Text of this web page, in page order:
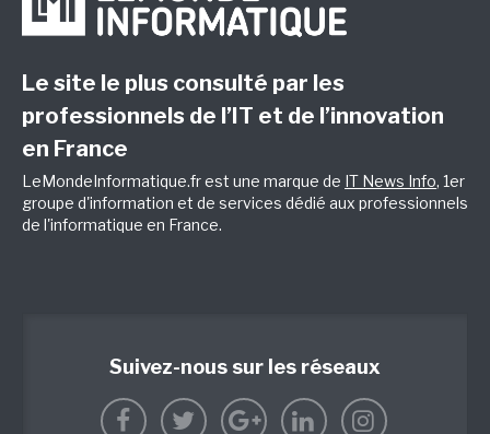
Le site le plus consulté par les
professionnels de l’IT et de l’innovation
en France
LeMondeInformatique.fr est une marque de IT News Info, 1er
groupe d'information et de services dédié aux professionnels
de l'informatique en France.
Suivez-nous sur les réseaux